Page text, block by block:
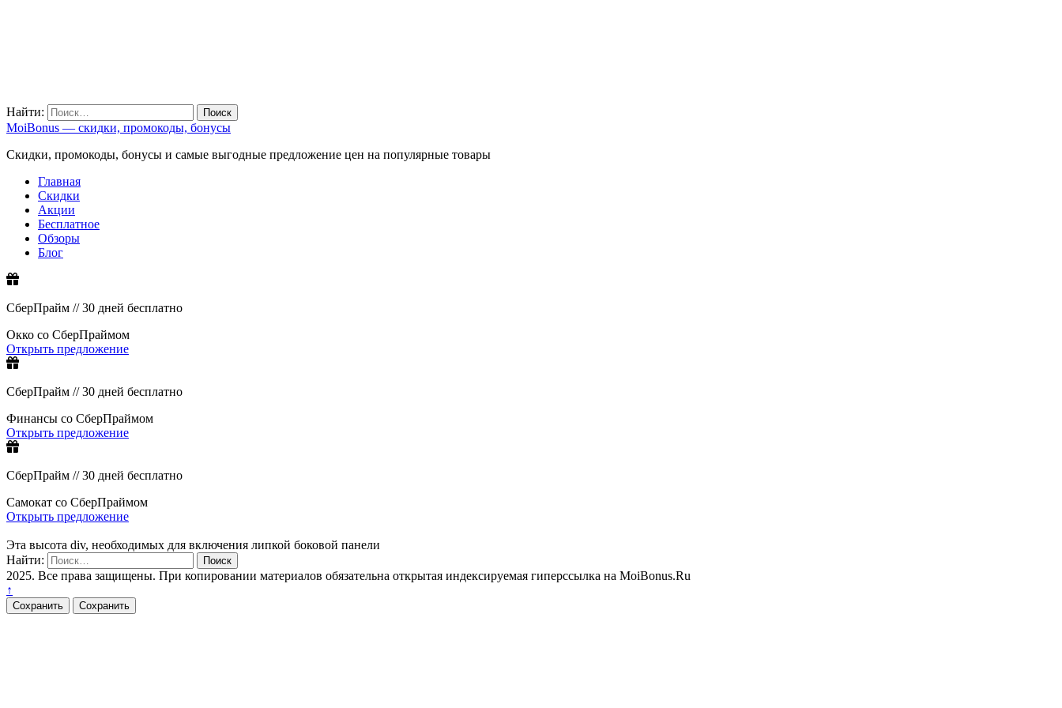
Найти:
MoiBonus — скидки, промокоды, бонусы
Скидки, промокоды, бонусы и самые выгодные предложение цен на популярные товары
Главная
Скидки
Акции
Бесплатное
Обзоры
Блог
СберПрайм // 30 дней бесплатно
Окко со СберПраймом
Открыть предложение
СберПрайм // 30 дней бесплатно
Финансы со СберПраймом
Открыть предложение
СберПрайм // 30 дней бесплатно
Самокат со СберПраймом
Открыть предложение
Эта высота div, необходимых для включения липкой боковой панели
Найти:
2025. Все права защищены. При копировании материалов обязательна открытая индексируемая гиперссылка на MoiBonus.Ru
↑